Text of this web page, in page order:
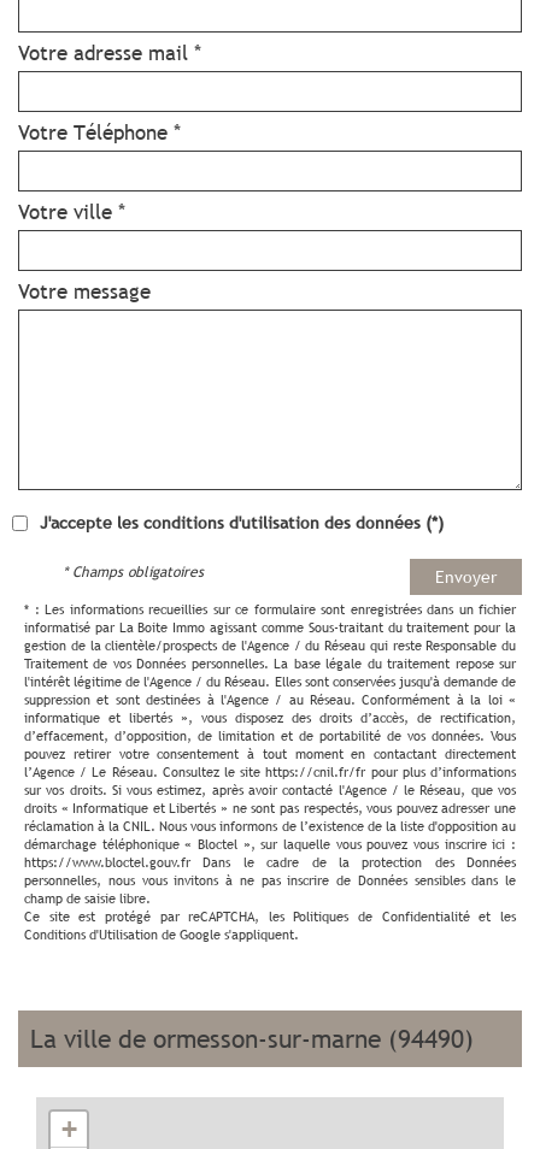
Votre adresse mail *
Votre Téléphone *
Votre ville *
Votre message
J'accepte les conditions d'utilisation des données (*)
Envoyer
* Champs obligatoires
* : Les informations recueillies sur ce formulaire sont enregistrées dans un fichier
informatisé par La Boite Immo agissant comme Sous-traitant du traitement pour la
gestion de la clientèle/prospects de l'Agence / du Réseau qui reste Responsable du
Traitement de vos Données personnelles. La base légale du traitement repose sur
l'intérêt légitime de l'Agence / du Réseau. Elles sont conservées jusqu'à demande de
suppression et sont destinées à l'Agence / au Réseau. Conformément à la loi «
informatique et libertés », vous disposez des droits d’accès, de rectification,
d’effacement, d’opposition, de limitation et de portabilité de vos données. Vous
pouvez retirer votre consentement à tout moment en contactant directement
l’Agence / Le Réseau. Consultez le site https://cnil.fr/fr pour plus d’informations
sur vos droits. Si vous estimez, après avoir contacté l'Agence / le Réseau, que vos
droits « Informatique et Libertés » ne sont pas respectés, vous pouvez adresser une
réclamation à la CNIL. Nous vous informons de l’existence de la liste d'opposition au
démarchage téléphonique « Bloctel », sur laquelle vous pouvez vous inscrire ici :
https://www.bloctel.gouv.fr Dans le cadre de la protection des Données
personnelles, nous vous invitons à ne pas inscrire de Données sensibles dans le
champ de saisie libre.
Ce site est protégé par reCAPTCHA, lesPolitiques de Confidentialitéet les
Conditions d'Utilisation de Google s'appliquent.
la ville de ormesson-sur-marne (94490)
+